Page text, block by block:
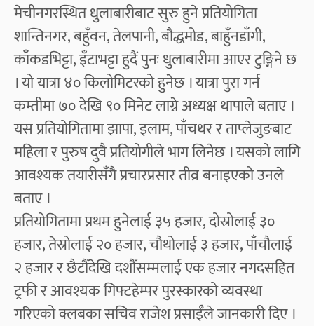
मेचीनगरस्थित धुलाबारीबाट सुरु हुने प्रतियोगिता
शान्तिनगर, बहुँवन, तेलपानी, बौद्धमोड, बाहुँनडाँगी,
काँकडभिट्टा, इँटाभट्टा हुदैं पुनः धुलाबारीमा आएर टुङ्गिने छ
। यो यात्रा ४० किलोमिटरको हुनेछ । यात्रा पुरा गर्न
कम्तीमा ७० देखि ९० मिनेट लाग्ने अध्यक्ष थापाले बताए ।
यस प्रतियोगितामा झापा, इलाम, पाँचथर र ताप्लेजुङबाट
महिला र पुरुष दुवै प्रतियोगीले भाग लिनेछ । यसको लागि
आवश्यक तयारीसँगै प्रचारप्रसार तीव्र बनाइएको उनले
बताए ।
प्रतियोगितामा प्रथम हुनेलाई ३५ हजार, दोस्रोलाई ३०
हजार, तेस्रोलाई २० हजार, चौथोलाई ३ हजार, पाँचौलाई
२ हजार र छैटौँदेखि दशौँसम्मलाई एक हजार नगदसहित
ट्रफी र आवश्यक गिफ्टहेम्पर पुरस्कारको व्यवस्था
गरिएको क्लबका सचिव राजेश प्रसाईँले जानकारी दिए ।